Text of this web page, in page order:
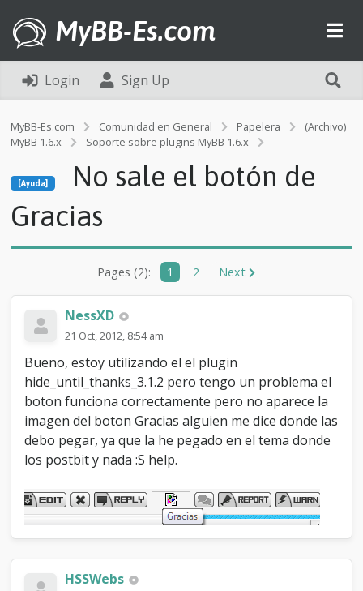
MyBB-Es.com
Login Sign Up
MyBB-Es.com Comunidad en General Papelera
(Archivo)
MyBB 1.6.x
Soporte sobre plugins MyBB 1.6.x
N
o
e
b
e
G
r
c
s
[Ayuda]
No sale el botón de
Gracias
Pages (2): 1 2 Next
NessXD
21 Oct, 2012, 8:54 am
Bueno, estoy utilizando el el plugin
hide_until_thanks_3.1.2 pero tengo un problema el
boton funciona correctamente pero no aparece la
imagen del boton Gracias alguien me dice donde las
debo pegar, ya que la he pegado en el tema donde
los postbit y nada :S help.
HSSWebs